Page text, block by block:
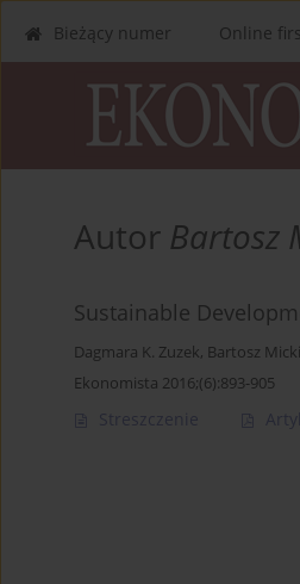
Bieżący numer Online
Autor Bartosz
Sustainable
Dagmara K. Zuzek, Bartosz
Ekonomista 2016;(6):893-905
Streszczenie